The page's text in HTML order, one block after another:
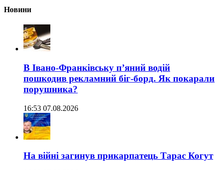
Новини
В Івано-Франківську п’яний водій
пошкодив рекламний біг-борд. Як покарали
порушника?
16:53 07.08.2026
На війні загинув прикарпатець Тарас Когут